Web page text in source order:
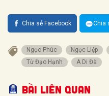
Chia sẻ Facebook Chia
Ngọc Phúc Ngọc Liệp
Từ Đạo Hạnh
A Di Đà
Bài liên quan